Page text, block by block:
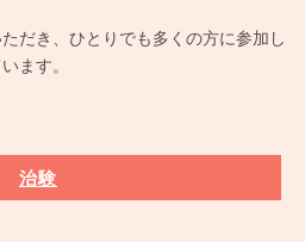
ただき、ひとりでも多くの方に参加し
ます。
治験